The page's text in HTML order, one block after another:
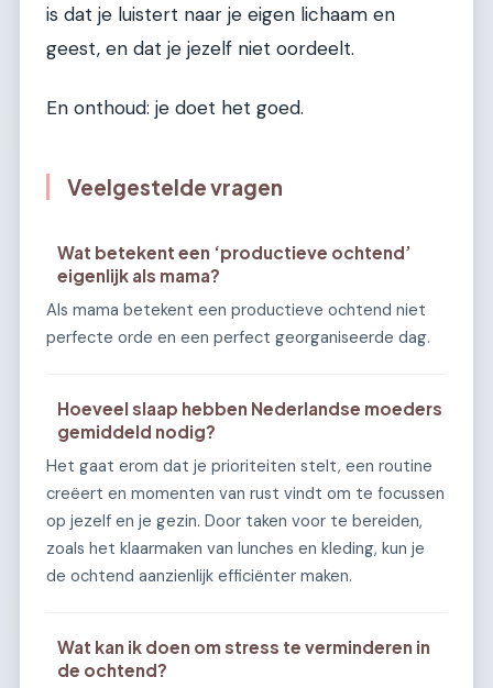
is dat je luistert naar je eigen lichaam en
geest, en dat je jezelf niet oordeelt.
En onthoud: je doet het goed.
Veelgestelde vragen
Wat betekent een ‘productieve ochtend’
eigenlijk als mama?
Als mama betekent een productieve ochtend niet
perfecte orde en een perfect georganiseerde dag.
Hoeveel slaap hebben Nederlandse moeders
gemiddeld nodig?
Het gaat erom dat je prioriteiten stelt, een routine
creëert en momenten van rust vindt om te focussen
op jezelf en je gezin. Door taken voor te bereiden,
zoals het klaarmaken van lunches en kleding, kun je
de ochtend aanzienlijk efficiënter maken.
Wat kan ik doen om stress te verminderen in
de ochtend?